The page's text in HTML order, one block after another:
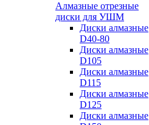
Алмазные отрезные
диски для УШМ
Диски алмазные
D40-80
Диски алмазные
D105
Диски алмазные
D115
Диски алмазные
D125
Диски алмазные